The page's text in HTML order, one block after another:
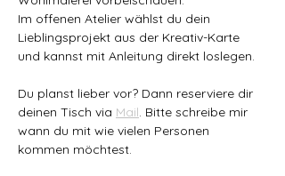
Im offenen Atelier wählst du dein
Lieblingsprojekt aus der Kreativ-Karte
und kannst mit Anleitung direkt loslegen.
Du planst lieber vor? Dann reserviere dir
deinen Tisch via Mail. Bitte schreibe mir
wann du mit wie vielen Personen
kommen möchtest.